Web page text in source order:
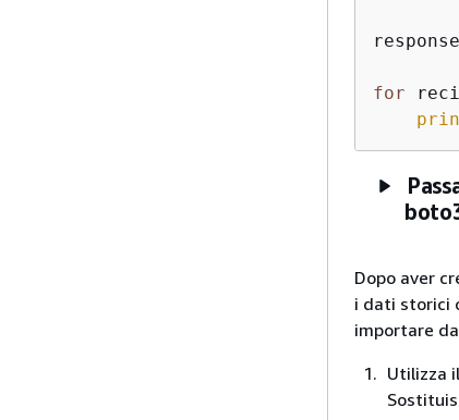
for
Dopo aver
i dati storici
importare
Utilizza